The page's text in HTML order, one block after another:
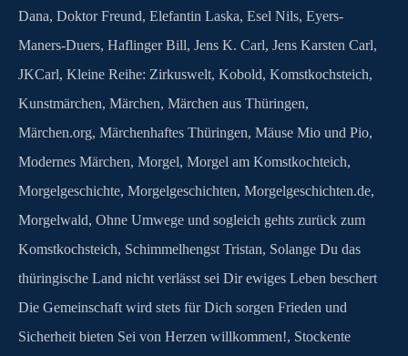
Dana, Doktor Freund, Elefantin Laska, Esel Nils, Eyers-
Maners-Duers, Haflinger Bill, Jens K. Carl, Jens Karsten Carl,
JKCarl, Kleine Reihe: Zirkuswelt, Kobold, Komstkochsteich,
Kunstmärchen, Märchen, Märchen aus Thüringen,
Märchen.org, Märchenhaftes Thüringen, Mäuse Mio und Pio,
Modernes Märchen, Morgel, Morgel am Komstkochteich,
Morgelgeschichte, Morgelgeschichten, Morgelgeschichten.de,
Morgelwald, Ohne Umwege und sogleich gehts zurück zum
Komstkochsteich, Schimmelhengst Tristan, Solange Du das
thüringische Land nicht verlässt sei Dir ewiges Leben beschert
Die Gemeinschaft wird stets für Dich sorgen Frieden und
Sicherheit bieten Sei von Herzen willkommen!, Stockente